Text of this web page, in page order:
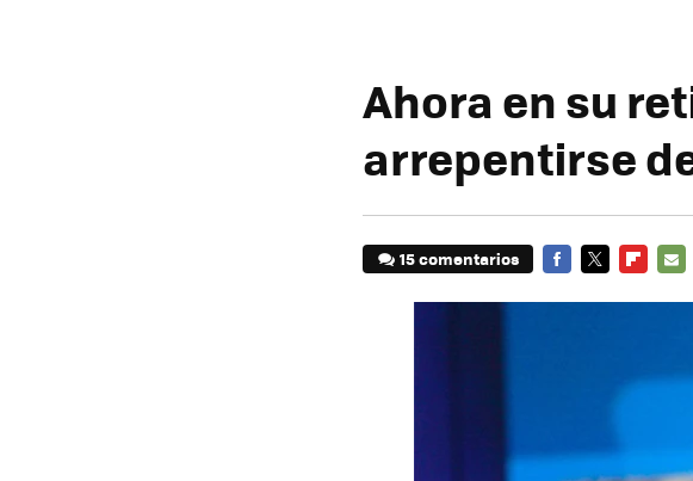
Ahora en su
arrepentirse
15 comentarios